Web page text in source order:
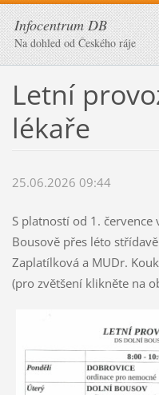
Infocentrum DB
Na dohled od Českého ráje
Letní
lékaře
25.06.2026 09:44
S platností od 1.
Bousově přes léto
Zaplatílková a MUDr.
(pro zvětšení klikněte na